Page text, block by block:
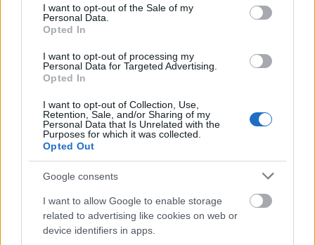
consent section.
I want to opt-out of the Sale of my
Personal Data.
Opted In
I want to opt-out of processing my
Personal Data for Targeted Advertising.
Opted In
I want to opt-out of Collection, Use,
Retention, Sale, and/or Sharing of my
Personal Data that Is Unrelated with the
Purposes for which it was collected.
Opted Out
Google consents
I want to allow Google to enable storage
related to advertising like cookies on web or
device identifiers in apps.
Ócsóér' kapni Photoshopot
(Érdekesség)
Budai Petur•2016. december 01.